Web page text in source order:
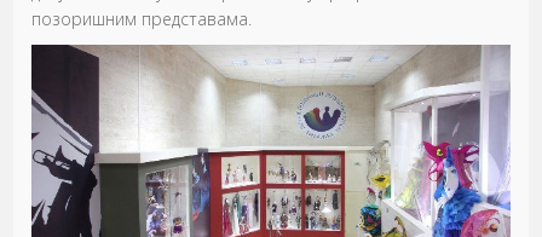
позоришним представама.